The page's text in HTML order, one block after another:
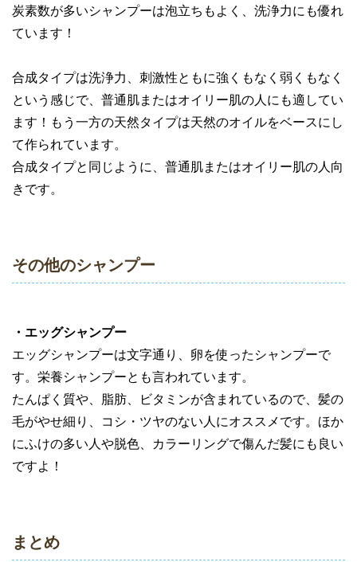
炭素数が多いシャンプーは泡立ちもよく、洗浄力にも優れ
ています！
合成タイプは洗浄力、刺激性ともに強くもなく弱くもなく
という感じで、普通肌またはオイリー肌の人にも適してい
ます！もう一方の天然タイプは天然のオイルをベースにし
て作られています。
合成タイプと同じように、普通肌またはオイリー肌の人向
きです。
その他のシャンプー
・エッグシャンプー
エッグシャンプーは文字通り、卵を使ったシャンプーで
す。栄養シャンプーとも言われています。
たんぱく質や、脂肪、ビタミンが含まれているので、髪の
毛がやせ細り、コシ・ツヤのない人にオススメです。ほか
にふけの多い人や脱色、カラーリングで傷んだ髪にも良い
ですよ！
まとめ